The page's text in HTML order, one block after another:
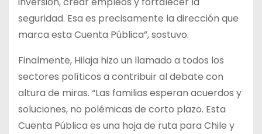
seguridad. Esa es precisamente la dirección que
marca esta Cuenta Pública”, sostuvo.
Finalmente, Hilaja hizo un llamado a todos los
sectores políticos a contribuir al debate con
altura de miras. “Las familias esperan acuerdos y
soluciones, no polémicas de corto plazo. Esta
Cuenta Pública es una hoja de ruta para Chile y